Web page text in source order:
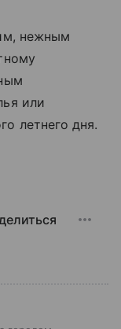
нежным
или
летнего дня.